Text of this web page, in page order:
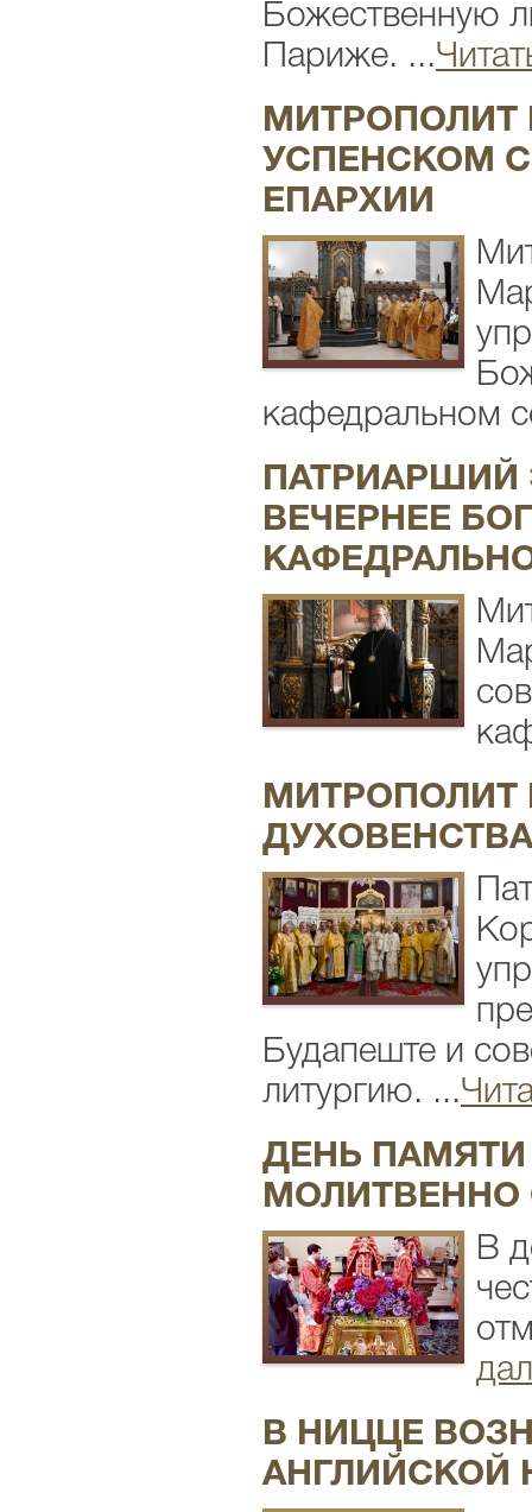
Божественную
Париже. ...
УСПЕНСКОМ
ЕПАРХИИ
кафедральном
ВЕЧЕРНЕЕ
МИТРОПОЛИТ
Будапеште и
литургию. ...
ДЕНЬ ПАМЯТИ
В
В НИЦЦЕ
АНГЛИЙСКОЙ